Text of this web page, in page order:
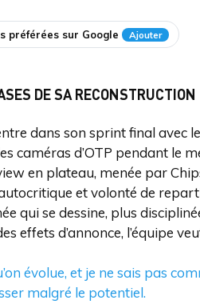
préférées sur Google Ajouter
DE SA RECONSTRUCTION
dans son sprint final avec
caméras d’OTP pendant le
en plateau, menée par
et volonté de
qui se dessine, plus
effets d’annonce, l’équipe
évolue, et je ne sais pas
malgré le potentiel.